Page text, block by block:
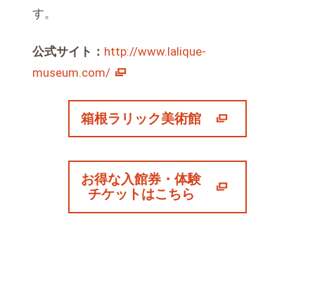
す。
公式サイト： http://www.lalique-
museum.com/
箱根ラリック美術館
お得な入館券・体験
チケットはこちら